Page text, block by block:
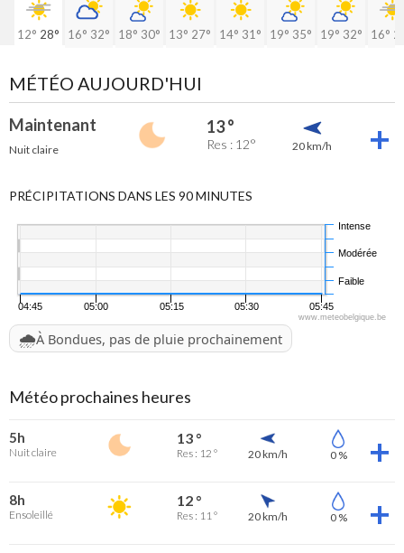
12° 28° 16° 32° 18° 30° 13° 27° 14° 31° 19° 35° 19° 32° 16°
MÉTÉO AUJOURD'HUI
Maintenant
Nuit claire
13 °
Res : 12° 20 km/h
PRÉCIPITATIONS DANS LES 90 MINUTES
04:45 05:00 05:15 05:30 05:45
Faible
Modérée
Intense
www.meteobelgique.be
🌧️À Bondues, pas de pluie prochainement
Météo prochaines heures
5h
Nuit claire
13 °
Res : 12 ° 20 km/h 0 %
8h
Ensoleillé
12 °
Res : 11 ° 20 km/h 0 %